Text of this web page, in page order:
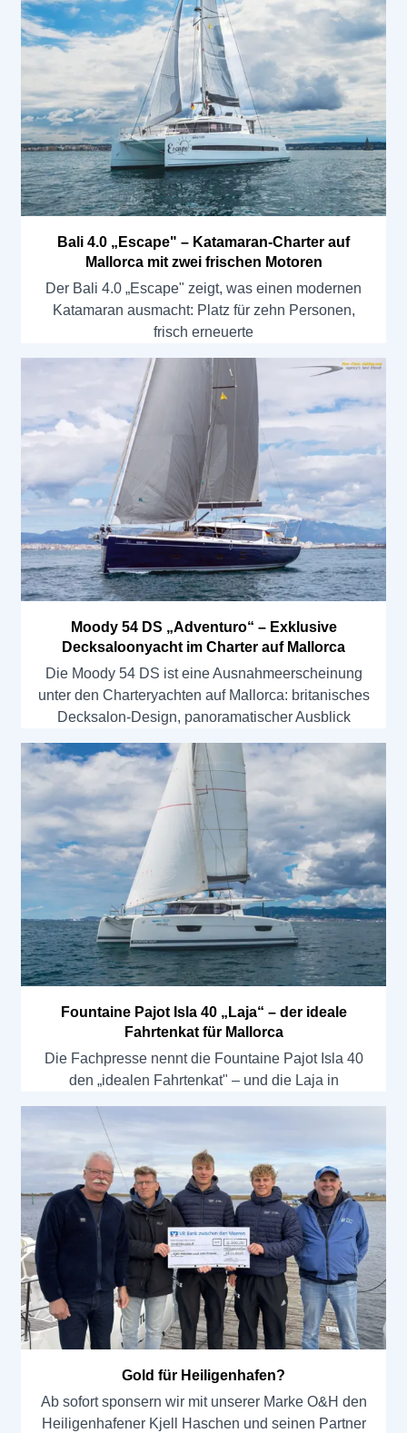
Bali 4.0 „Escape" – Katamaran-Charter auf
Mallorca mit zwei frischen Motoren
Der Bali 4.0 „Escape" zeigt, was einen modernen
Katamaran ausmacht: Platz für zehn Personen,
frisch erneuerte
Moody 54 DS „Adventuro“ – Exklusive
Decksaloonyacht im Charter auf Mallorca
Die Moody 54 DS ist eine Ausnahmeerscheinung
unter den Charteryachten auf Mallorca: britanisches
Decksalon-Design, panoramatischer Ausblick
Fountaine Pajot Isla 40 „Laja“ – der ideale
Fahrtenkat für Mallorca
Die Fachpresse nennt die Fountaine Pajot Isla 40
den „idealen Fahrtenkat" – und die Laja in
Gold für Heiligenhafen?
Ab sofort sponsern wir mit unserer Marke O&H den
Heiligenhafener Kjell Haschen und seinen Partner